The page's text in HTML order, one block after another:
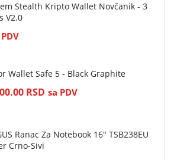
Stealth Kripto Wallet Novčanik - 3
V2.0
Wallet Safe 5 - Black Graphite
RSD sa PDV
Ranac Za Notebook 16" TSB238EU
Crno-Sivi